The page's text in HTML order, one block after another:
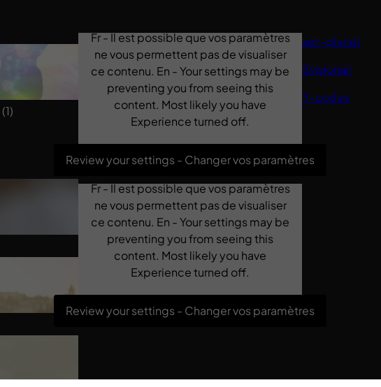
(1)
Fr - Il est possible que vos paramètres
ne vous permettent pas de visualiser
ce contenu. En - Your settings may be
preventing you from seeing this
content. Most likely you have
Experience turned off.
Review your settings - Changer vos paramètres
Fr - Il est possible que vos paramètres
ne vous permettent pas de visualiser
ce contenu. En - Your settings may be
preventing you from seeing this
content. Most likely you have
Experience turned off.
Review your settings - Changer vos paramètres
zen-planet
Evisionair
Y-codes